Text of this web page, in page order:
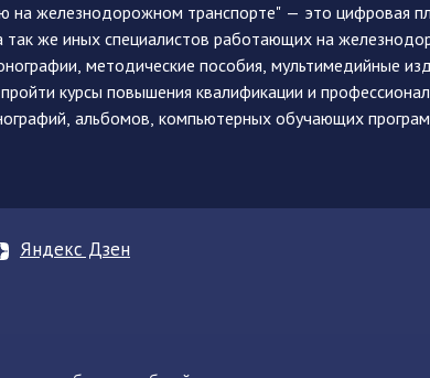
на железнодорожном транспорте" — это цифровая
так же иных специалистов работающих на
методические пособия, мультимедийные
курсы повышения квалификации и
альбомов, компьютерных обучающих
Яндекс Дзен